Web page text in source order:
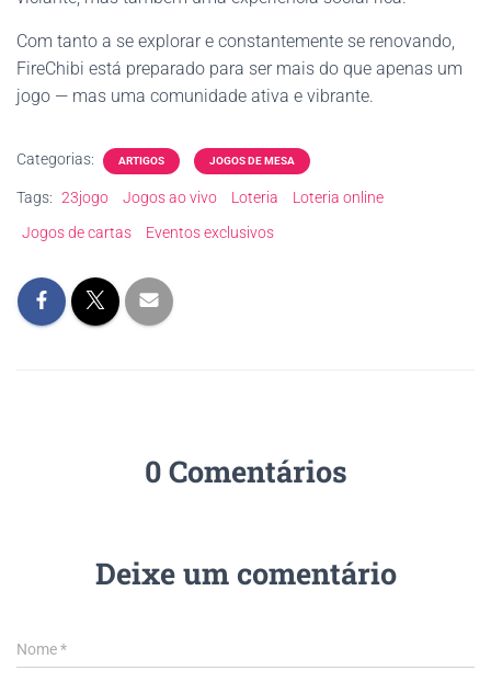
Com tanto a se explorar e constantemente se renovando,
FireChibi está preparado para ser mais do que apenas um
jogo — mas uma comunidade ativa e vibrante.
Categorias: ARTIGOS JOGOS DE MESA
Tags: 23jogo Jogos ao vivo Loteria
Loteria online
Jogos de cartas
Eventos exclusivos
0 Comentários
Deixe um comentário
Nome*